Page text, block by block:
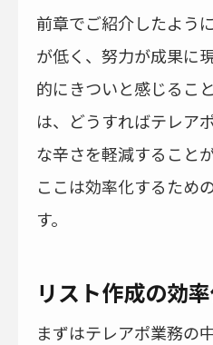
前章でご紹介したよう
が低く、努力が成果に
的にきついと感じるこ
は、どうすればテレア
な辛さを軽減すること
ここは効率化するため
す。
リスト作成の効
まずはテレアポ業務の